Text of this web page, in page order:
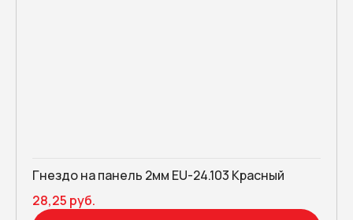
Гнездо на панель 2мм EU-24.103 Красный
28,25 руб.